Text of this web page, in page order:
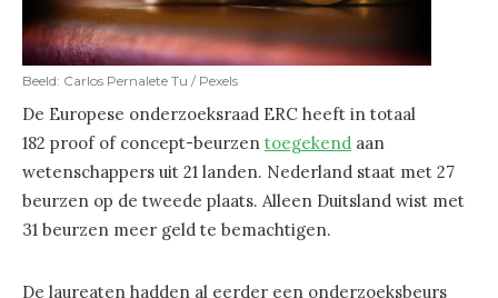
Beeld: Carlos Pernalete Tu / Pexels
De Europese onderzoeksraad ERC heeft in totaal
182 proof of concept-beurzen toegekend aan
wetenschappers uit 21 landen. Nederland staat met 27
beurzen op de tweede plaats. Alleen Duitsland wist met
31 beurzen meer geld te bemachtigen.
De laureaten hadden al eerder een onderzoeksbeurs